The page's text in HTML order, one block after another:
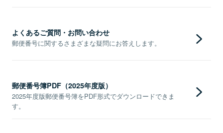
よくあるご質問・お問い合わせ
郵便番号に関するさまざまな疑問にお答えします。
郵便番号簿PDF（2025年度版）
2025年度版郵便番号簿をPDF形式でダウンロードできま
す。